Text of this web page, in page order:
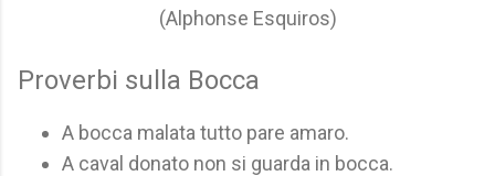
(Alphonse Esquiros)
Proverbi sulla Bocca
A bocca malata tutto pare amaro.
A caval donato non si guarda in bocca.